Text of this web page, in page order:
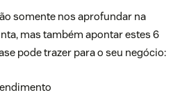
somente nos aprofundar na
mas também apontar estes 6
pode trazer para o seu negócio: